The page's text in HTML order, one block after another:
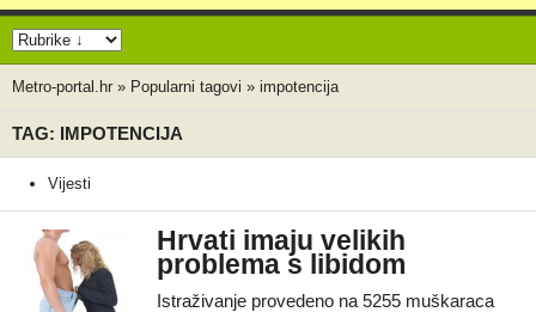
Metro-portal.hr » Popularni tagovi » impotencija
TAG: IMPOTENCIJA
Vijesti
Hrvati imaju velikih
problema s libidom
Istraživanje provedeno na 5255 muškaraca